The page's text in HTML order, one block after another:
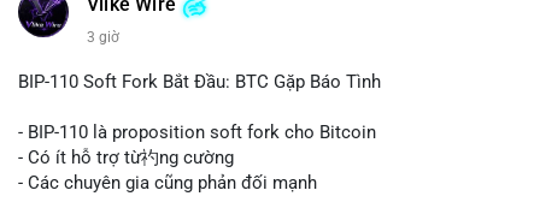
này có thể phản ánh ba kịch bản chính: thứ nhất, cá voi đang
chuẩn bị thanh khoản bằng cách chuyển lên sàn giao dịch, tạo
để nắm giữ dài hạn, thể hiện niềm tin vào xu hướng tăng; thứ
tán rủi ro. Với mức giá 65K, khối lượng này không quá lớn để
gây sốc thanh khoản tức thời, nhưng vẫn đủ sức tạo biến động
tâm lý ngắn hạn nếu hướng đến sàn tập trung.
Vlike Wire
3 giờ
BIP-110 Soft Fork Bắt Đầu: BTC Gặp Báo Tình
- BIP-110 là proposition soft fork cho Bitcoin
- Có ít hỗ trợ từ礿ng cường
- Các chuyên gia cũng phản đối mạnh